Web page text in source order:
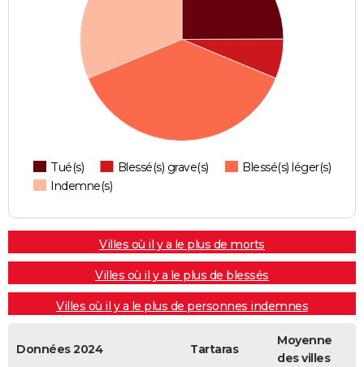
Tué(s) Blessé(s) grave(s)
Blessé(s) léger(s)
Indemne(s)
Villes où il y a le plus de morts
Villes où il y a le plus de blessés
Villes où il y a le plus de personnes indemnes
Données 2024 Tartaras
Moyenne
des villes